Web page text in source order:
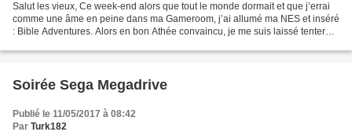
Salut les vieux, Ce week-end alors que tout le monde dormait et que j’errai
comme une âme en peine dans ma Gameroom, j’ai allumé ma NES et inséré
: Bible Adventures. Alors en bon Athée convaincu, je me suis laissé tenter
Soirée Sega Megadrive
Publié le 11/05/2017 à 08:42
Par Turk182